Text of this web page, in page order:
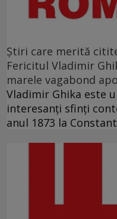
Ştiri care merită
Fericitul Vladimir
marele vagabond
Vladimir Ghika este
interesanți sfinți
anul 1873 la